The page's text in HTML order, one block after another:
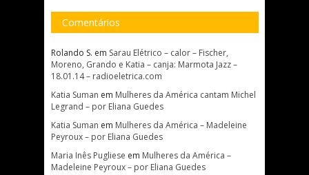
Comentários
Rolando S. em Sarau Elétrico – calor – Fischer,
Moreno, Grando e Katia – canja: Marmota Jazz –
18.01.14 – radioeletrica.com
Katia Suman em Mulheres da América cantam Michel
Legrand – por Eliana Guedes
Katia Suman em Mulheres da América – Madeleine
Peyroux – por Eliana Guedes
Maria Inês Pugliese em Mulheres da América –
Madeleine Peyroux – por Eliana Guedes